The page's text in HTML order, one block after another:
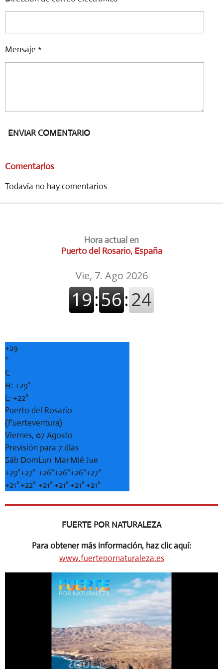
Mensaje *
ENVIAR COMENTARIO
Comentarios
Todavía no hay comentarios
Hora actual en
Puerto del Rosario, España
+29
°
C
H: +29°
L: +22°
Puerto del Rosario
(Fuerteventura)
Viernes, 07 Agosto
Previsión para 7 días
Sáb DomLun MarMié Jue
+29°+27° +26°+26°+26°+27°
+21°+22° +21°+21°+21°+21°
FUERTE POR NATURALEZA
Para obtener más información, haz clic aquí:
www.fuertepornaturaleza.es